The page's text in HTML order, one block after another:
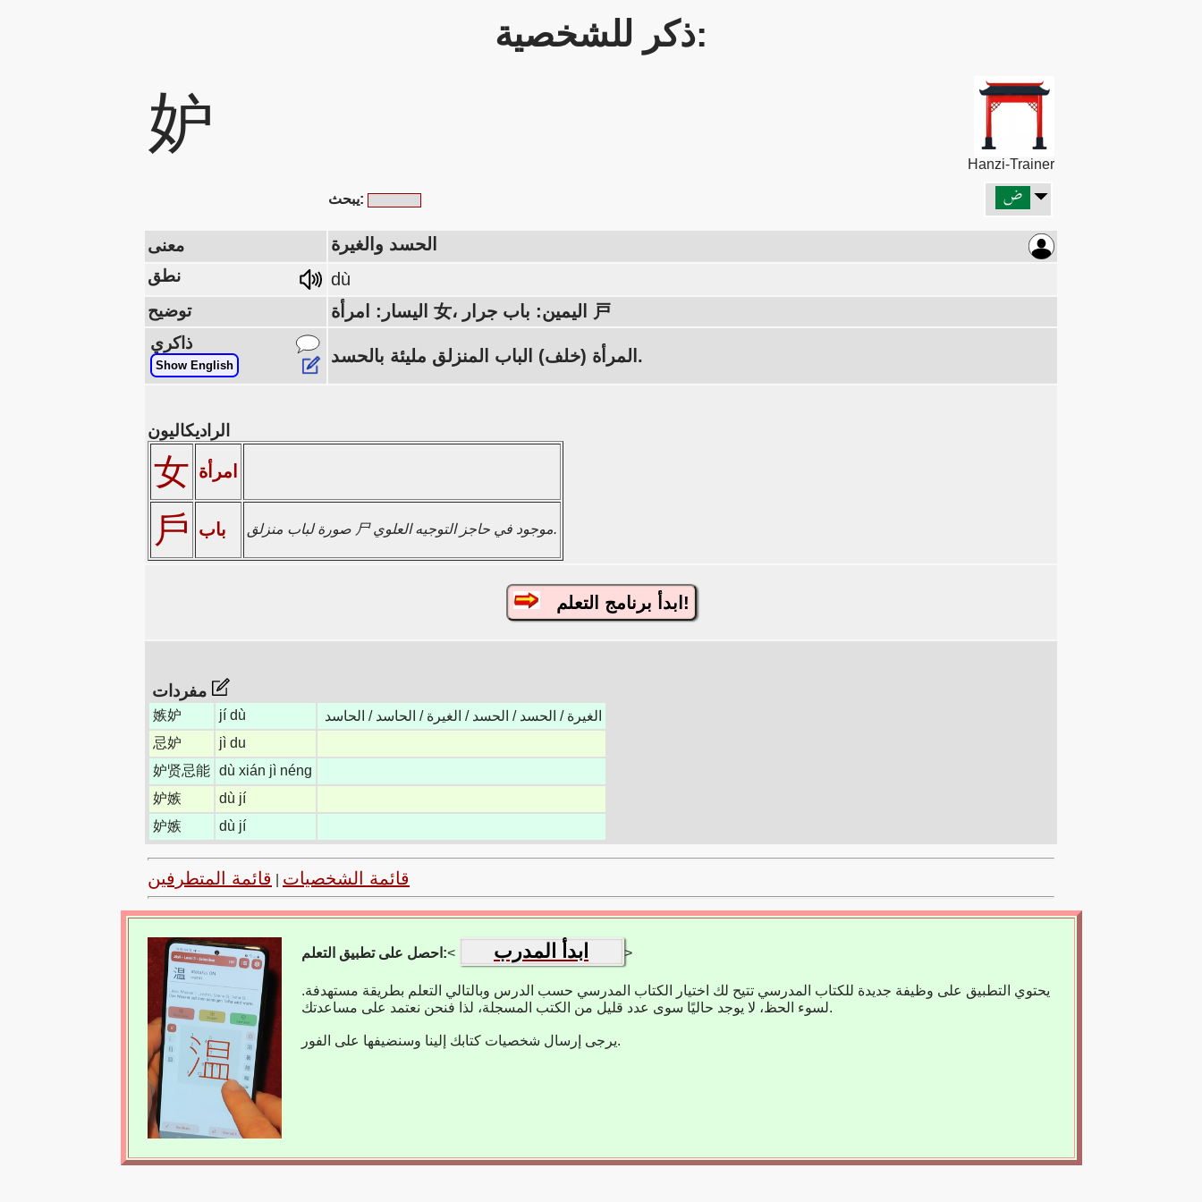
ذكر للشخصية:
妒
Hanzi-Trainer
يبحث:
معنى الحسد والغيرة
نطق dù
توضيح اليسار: امرأة 女، اليمين: باب جرار 戸
ذاكري
Show English المرأة (خلف) الباب المنزلق مليئة بالحسد.
الراديكاليون
女 امرأة
戶 باب صورة لباب منزلق 尸 موجود في حاجز التوجيه العلوي.
ابدأ برنامج التعلم!
嫉妒 jí dù
الغيرة / الحسد / الحسد / الغيرة / الحاسد / الحاسد
忌妒
jì du
妒贤忌能 dù xián jì néng
妒嫉
dù jí
妒嫉
dù jí
قائمة الشخصيات قائمة المتطرفين
احصل على تطبيق التعلم:< ابدأ المدرب >
يحتوي التطبيق على وظيفة جديدة للكتاب المدرسي تتيح لك اختيار الكتاب المدرسي حسب الدرس وبالتالي التعلم بطريقة مستهدفة.
لسوء الحظ، لا يوجد حاليًا سوى عدد قليل من الكتب المسجلة، لذا فنحن نعتمد على مساعدتك.
يرجى إرسال شخصيات كتابك إلينا وسنضيفها على الفور.